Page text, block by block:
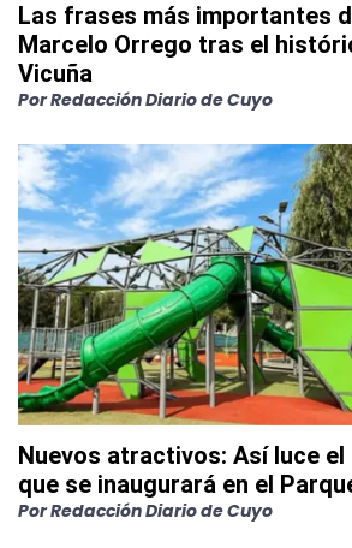
Las frases más importantes
Marcelo Orrego tras el
Vicuña
PorRedacción Diario de Cuyo
Nuevos atractivos: Así luce
que se inaugurará en el
PorRedacción Diario de Cuyo